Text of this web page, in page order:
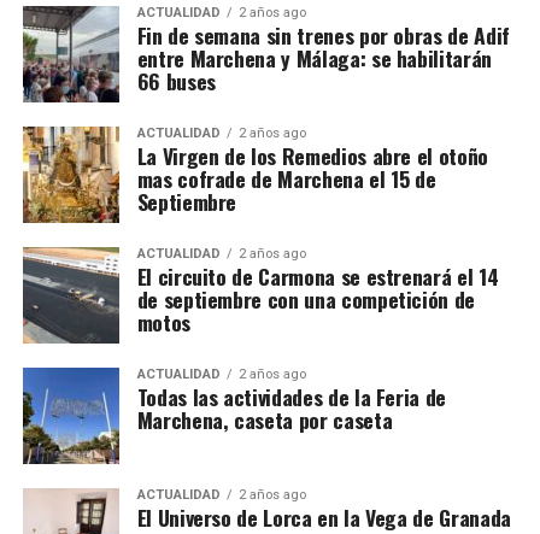
ACTUALIDAD 2 años ago
Fin de semana sin trenes por obras de Adif
entre Marchena y Málaga: se habilitarán
66 buses
ACTUALIDAD 2 años ago
La Virgen de los Remedios abre el otoño
mas cofrade de Marchena el 15 de
Septiembre
ACTUALIDAD 2 años ago
El circuito de Carmona se estrenará el 14
de septiembre con una competición de
motos
ACTUALIDAD 2 años ago
Todas las actividades de la Feria de
Marchena, caseta por caseta
ACTUALIDAD 2 años ago
El Universo de Lorca en la Vega de Granada